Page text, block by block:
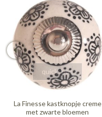
quickshop
La Finesse kastknopje creme
met zwarte bloemen